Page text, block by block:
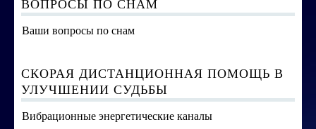
ВОПРОСЫ ПО СНАМ
Ваши вопросы по снам
СКОРАЯ ДИСТАНЦИОННАЯ ПОМОЩЬ В
УЛУЧШЕНИИ СУДЬБЫ
Вибрационные энергетические каналы